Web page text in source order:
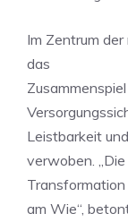
Im Zentrum
das
Leistbarkeit
verwoben. „Die
am Wie“,